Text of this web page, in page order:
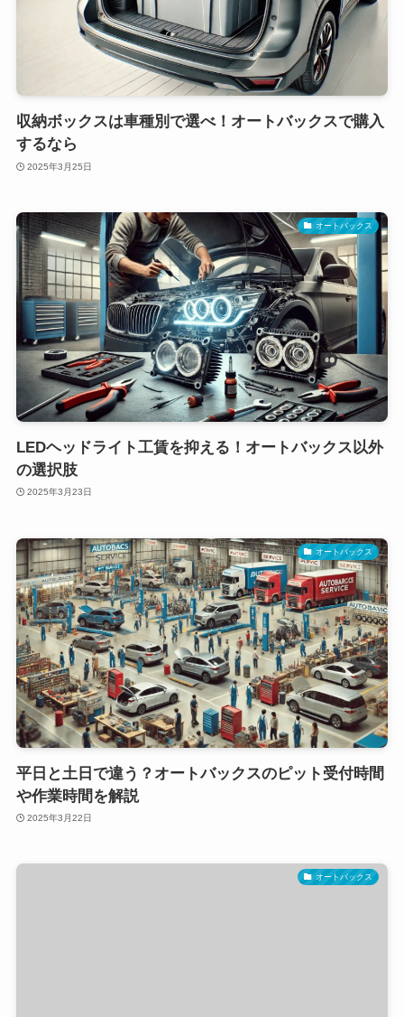
収納ボックスは車種別で選べ！オートバックスで購入
するなら
2025年3月25日
オートバックス
LEDヘッドライト工賃を抑える！オートバックス以外
の選択肢
2025年3月23日
オートバックス
平日と土日で違う？オートバックスのピット受付時間
や作業時間を解説
2025年3月22日
オートバックス